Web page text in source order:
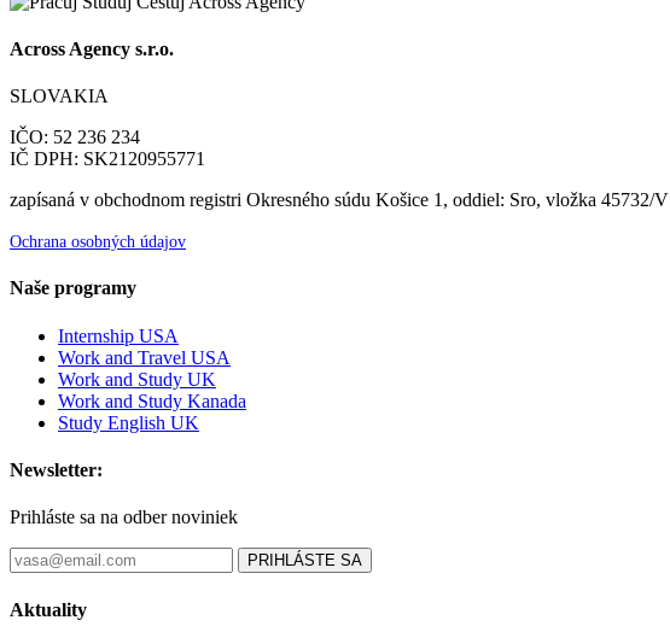
Across Agency s.r.o.
SLOVAKIA
IČO: 52 236 234
IČ DPH: SK2120955771
zapísaná v obchodnom registri Okresného súdu Košice 1, oddiel: Sro, vložka 45732/V
Ochrana osobných údajov
Naše programy
Internship USA
Work and Travel USA
Work and Study UK
Work and Study Kanada
Study English UK
Newsletter:
Prihláste sa na odber noviniek
PRIHLÁSTE SA
Aktuality